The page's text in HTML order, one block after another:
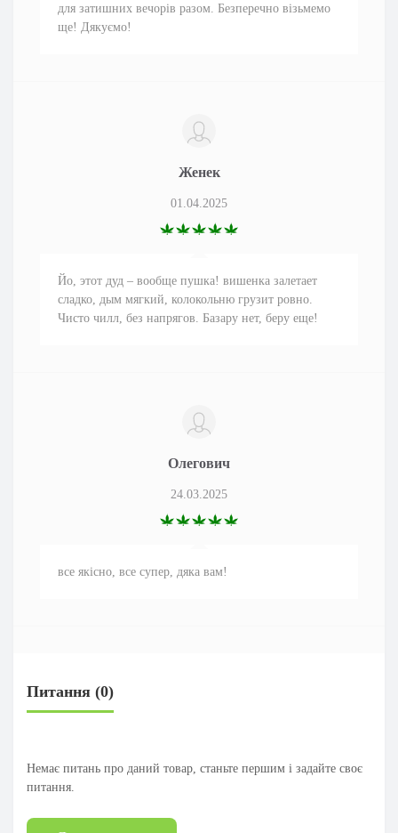
для затишних вечорів разом. Безперечно візьмемо
ще! Дякуємо!
Женек
01.04.2025
Йо, этот дуд – вообще пушка! вишенка залетает
сладко, дым мягкий, колокольню грузит ровно.
Чисто чилл, без напрягов. Базару нет, беру еще!
Олегович
24.03.2025
все якісно, все супер, дяка вам!
Питання (0)
Немає питань про даний товар, станьте першим і задайте своє
питання.